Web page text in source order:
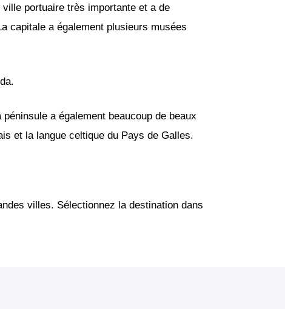
portuaire très importante et a de
capitale a également plusieurs musées
a également beaucoup de beaux
et la langue celtique du Pays de Galles.
villes. Sélectionnez la destination dans